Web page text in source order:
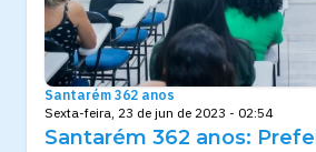
Santarém 362 anos
Sexta-feira, 23 de jun de 2023 - 02:54
Santarém 362 anos: